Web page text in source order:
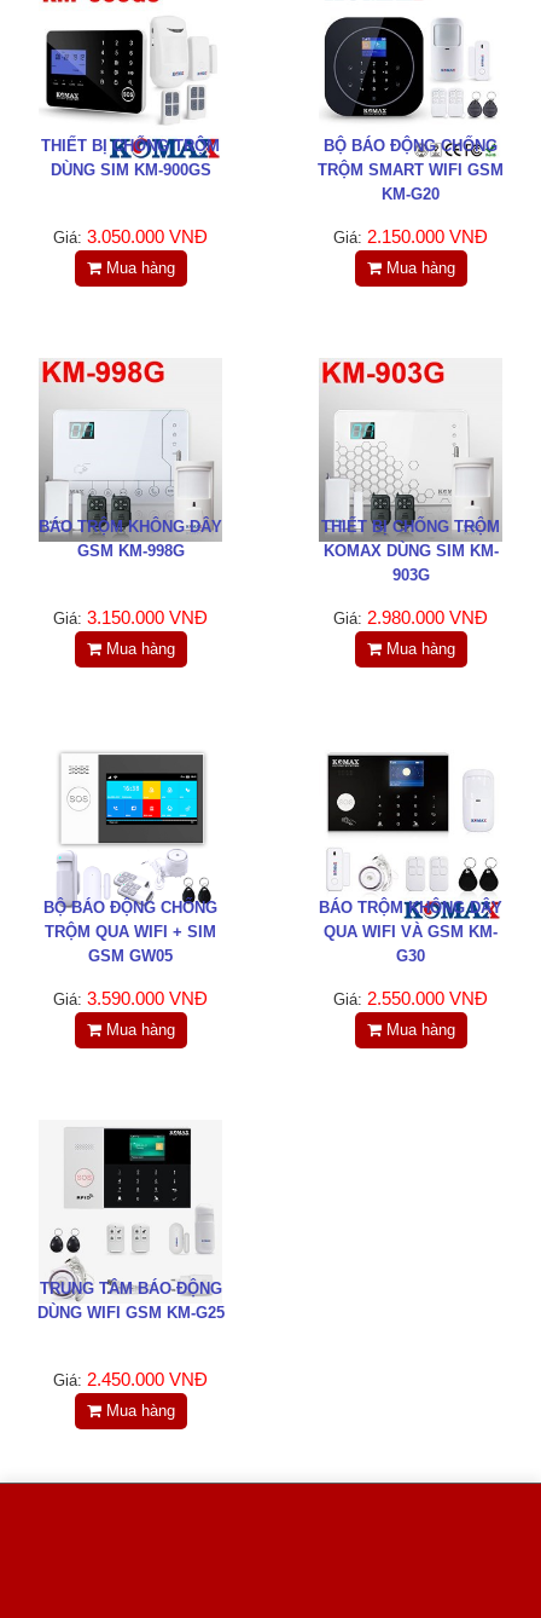
THIẾT BỊ CHỐNG TRỘM
DÙNG SIM KM-900GS
Giá: 3.050.000 VNĐ
Mua hàng
BỘ BÁO ĐỘNG CHỐNG
TRỘM SMART WIFI GSM
KM-G20
Giá: 2.150.000 VNĐ
Mua hàng
BÁO TRỘM KHÔNG DÂY
GSM KM-998G
Giá: 3.150.000 VNĐ
Mua hàng
THIẾT BỊ CHỐNG TRỘM
KOMAX DÙNG SIM KM-
903G
Giá: 2.980.000 VNĐ
Mua hàng
BỘ BÁO ĐỘNG CHỐNG
TRỘM QUA WIFI + SIM
GSM GW05
Giá: 3.590.000 VNĐ
Mua hàng
BÁO TRỘM KHÔNG DÂY
QUA WIFI VÀ GSM KM-
G30
Giá: 2.550.000 VNĐ
Mua hàng
TRUNG TÂM BÁO ĐỘNG
DÙNG WIFI GSM KM-G25
Giá: 2.450.000 VNĐ
Mua hàng